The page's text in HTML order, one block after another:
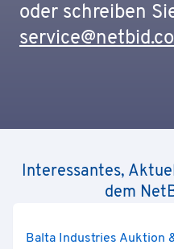
oder schreiben
Interessantes,
dem
Balta Industries Auktion